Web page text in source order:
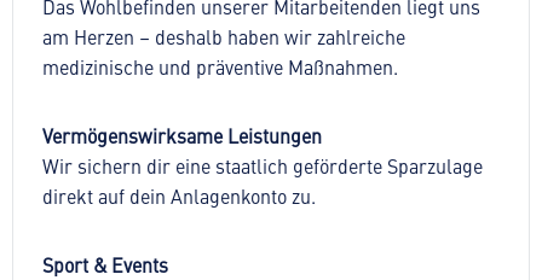
Das Wohlbefinden unserer Mitarbeitenden liegt uns
am Herzen – deshalb haben wir zahlreiche
medizinische und präventive Maßnahmen.
Vermögenswirksame Leistungen
Wir sichern dir eine staatlich geförderte Sparzulage
direkt auf dein Anlagenkonto zu.
Sport & Events